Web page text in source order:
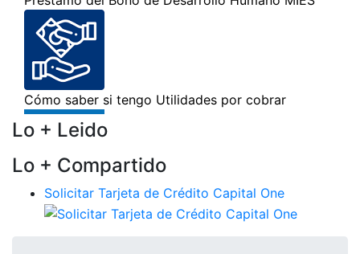
Lo + Leido
Lo + Compartido
Solicitar Tarjeta de Crédito Capital One